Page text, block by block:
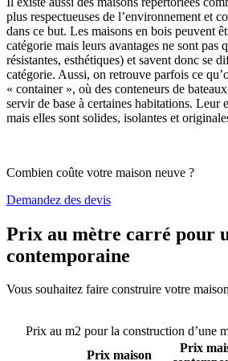
plus respectueuses de l’environnement et
dans ce but. Les maisons en bois peuvent
catégorie mais leurs avantages ne sont pas
résistantes, esthétiques) et savent donc se
catégorie. Aussi, on retrouve parfois ce
« container », où des conteneurs de
servir de base à certaines habitations. Leur
mais elles sont solides, isolantes et
Combien coûte votre maison neuve ?
Demandez des devis
Prix au mètre carré pour
contemporaine
Vous souhaitez faire construire votre
Prix au m2 pour la construction d’une
Prix maison
Prix